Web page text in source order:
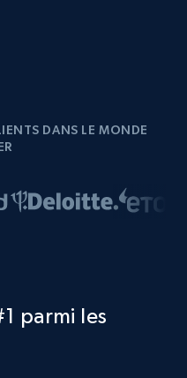
DANS LE MONDE
parmi les